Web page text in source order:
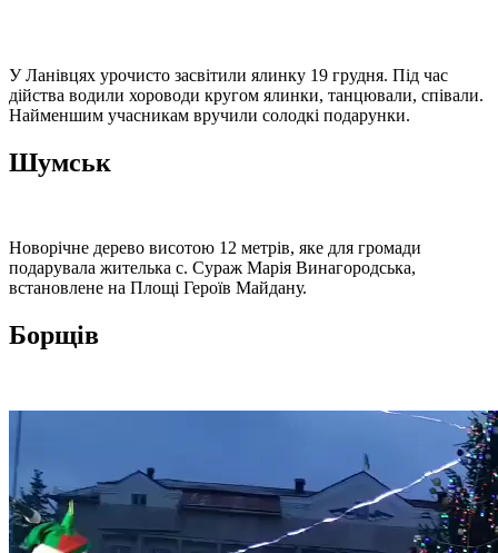
У Ланівцях урочисто засвітили ялинку 19 грудня. Під час
дійства водили хороводи кругом ялинки, танцювали, співали.
Найменшим учасникам вручили солодкі подарунки.
Шумськ
Новорічне дерево висотою 12 метрів, яке для громади
подарувала жителька с. Сураж Марія Винагородська,
встановлене на Площі Героїв Майдану.
Борщів